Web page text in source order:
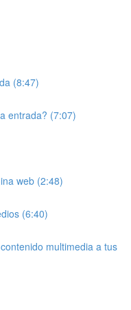
(8:47)
entrada? (7:07)
web (2:48)
(6:40)
multimedia a tus